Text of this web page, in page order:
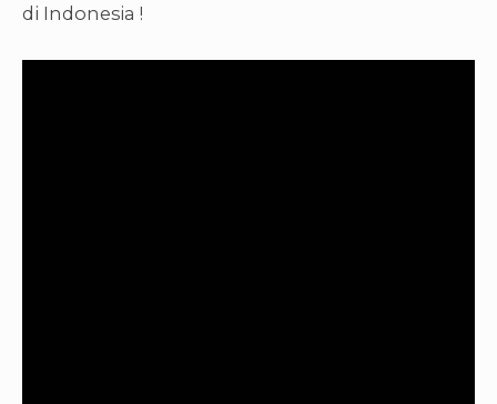
di Indonesia !